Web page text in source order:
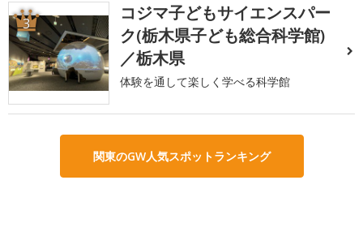
3
コジマ子どもサイエンスパー
ク(栃木県子ども総合科学館)
／栃木県
体験を通して楽しく学べる科学館
関東のGW人気スポットランキング